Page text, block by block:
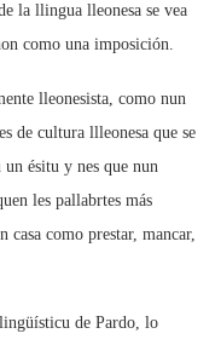
la llingua lleonesa se vea
como una imposición.
lleonesista, como nun
de cultura llleonesa que se
ésitu y nes que nun
les pallabrtes más
casa como prestar, mancar,
de Pardo, lo